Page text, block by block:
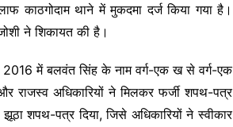
काठगोदाम थाने में मुकदमा दर्ज किया गया है।
ने शिकायत की है।
2016 में बलवंत सिंह के नाम वर्ग-एक ख से वर्ग-एक
राजस्व अधिकारियों ने मिलकर फर्जी शपथ-पत्र
शपथ-पत्र दिया, जिसे अधिकारियों ने स्वीकार